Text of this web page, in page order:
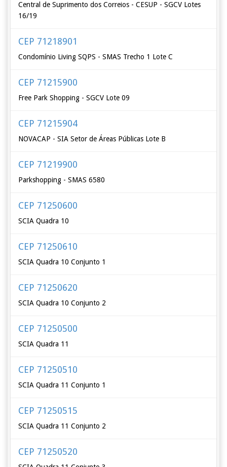
Central de Suprimento dos Correios - CESUP - SGCV Lotes
16/19
CEP 71218901
Condomínio Living SQPS - SMAS Trecho 1 Lote C
CEP 71215900
Free Park Shopping - SGCV Lote 09
CEP 71215904
NOVACAP - SIA Setor de Áreas Públicas Lote B
CEP 71219900
Parkshopping - SMAS 6580
CEP 71250600
SCIA Quadra 10
CEP 71250610
SCIA Quadra 10 Conjunto 1
CEP 71250620
SCIA Quadra 10 Conjunto 2
CEP 71250500
SCIA Quadra 11
CEP 71250510
SCIA Quadra 11 Conjunto 1
CEP 71250515
SCIA Quadra 11 Conjunto 2
CEP 71250520